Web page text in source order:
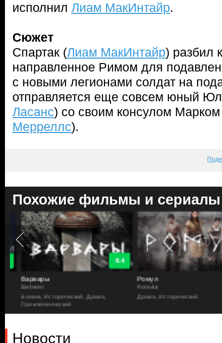
исполнил Лиам МакИнтайр.
Сюжет
Спартак (Лиам МакИнтайр) разбил
направленное Римом для
с новыми легионами солдат на
отправляется еще совсем юный
Ласанс) со своим консулом
Мерреллс).
Похожие фильмы и сериалы
8.4
Варвары
Barbaren
Боевик, Исторический, Драма,
Приключенческий
Ромул
Romulus
Драма, Исторический
Новости